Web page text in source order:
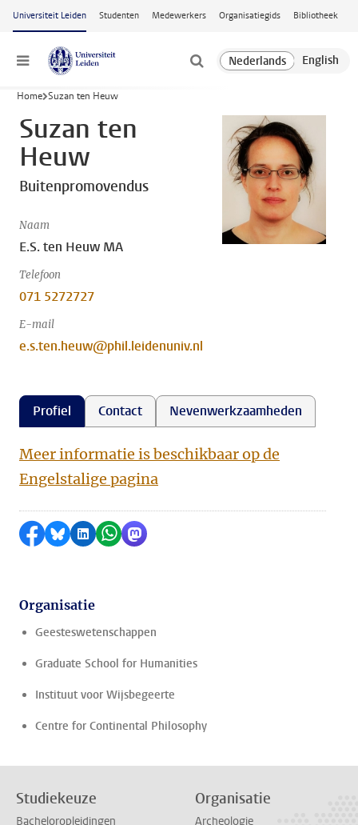
Ga naar hoofdinhoud
Universiteit Leiden Studenten Medewerkers Organisatiegids Bibliotheek
Menu
Home Suzan ten Heuw
Suzan ten
Heuw
Buitenpromovendus
Naam
E.S. ten Heuw MA
Telefoon
071 5272727
E-mail
e.s.ten.heuw@phil.leidenuniv.nl
Profiel Contact Nevenwerkzaamheden
Meer informatie is beschikbaar op de
Engelstalige pagina
Delen op Facebook
Delen via Bluesky
Delen op LinkedIn
Delen via WhatsApp
Delen via Mastodon
Organisatie
Geesteswetenschappen
Graduate School for Humanities
Instituut voor Wijsbegeerte
Centre for Continental Philosophy
Studiekeuze
Bacheloropleidingen
Organisatie
Archeologie